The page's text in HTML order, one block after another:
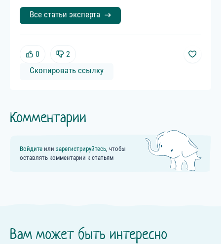
Все статьи эксперта
0 2
Скопировать ссылку
Комментарии
Войдите или зарегистрируйтесь, чтобы
оставлять комментарии к статьям
Вам может быть интересно